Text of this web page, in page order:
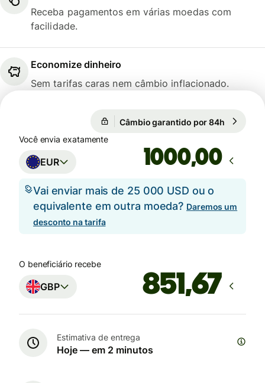
Receba pagamentos em várias moedas com
facilidade.
Economize dinheiro
Sem tarifas caras nem câmbio inflacionado.
Câmbio garantido por 84h
Você envia exatamente
EUR ,00
Vai enviar mais de 25 000 USD ou o
equivalente em outra moeda? Daremos um
desconto na tarifa
O beneficiário recebe
GBP
Estimativa de entrega
Hoje — em 2 minutos